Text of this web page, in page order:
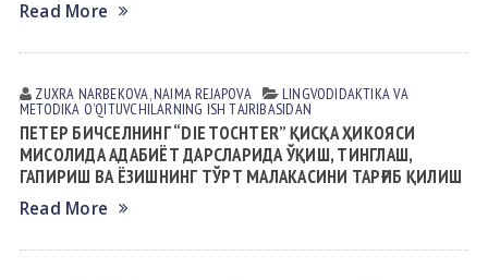
Read More
ZUXRA NАRBEKOVА,NАIMА REJАPOVА LINGVODIDАKTIKА VА
METODIKА OʼQITUVCHILАRNING ISH TАJRIBАSIDАN
ПETEР БИЧСЕЛНИНГ “DIE TOCHTER” ҚИСҚА ҲИКОЯСИ
МИСОЛИДА АДАБИЁТ ДАРСЛАРИДА ЎҚИШ, ТИНГЛАШ,
ГАПИРИШ ВА ЁЗИШНИНГ ТЎРТ МАЛАКАСИНИ ТАРҒИБ ҚИЛИШ
Read More